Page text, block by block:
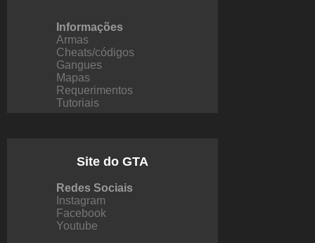
Informações
Armas
Cheats/códigos
Gangues
Mapas
Requerimentos
Tutoriais
Site do GTA
Redes Sociais
Instagram
Facebook
Youtube